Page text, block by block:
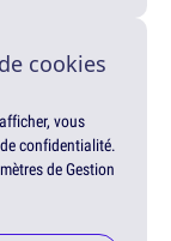
cookies
vous
confidentialité.
de Gestion